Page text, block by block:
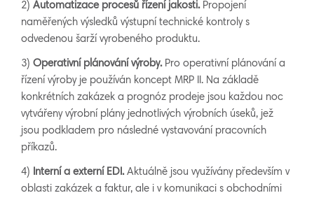
2) Automatizace procesů řízení jakosti. Propojení
naměřených výsledků výstupní technické kontroly s
odvedenou šarží vyrobeného produktu.
3) Operativní plánování výroby. Pro operativní plánování a
řízení výroby je používán koncept MRP II. Na základě
konkrétních zakázek a prognóz prodeje jsou každou noc
vytvářeny výrobní plány jednotlivých výrobních úseků, jež
jsou podkladem pro následné vystavování pracovních
příkazů.
4) Interní a externí EDI. Aktuálně jsou využívány především v
oblasti zakázek a faktur, ale i v komunikaci s obchodními